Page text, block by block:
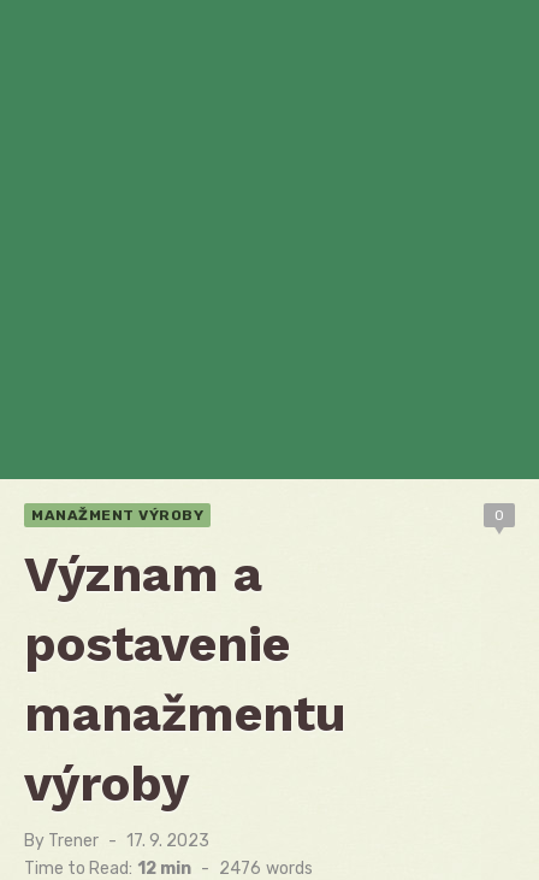
MANAŽMENT VÝROBY 0
Význam a
postavenie
manažmentu
výroby
By Trener
Posted
on
17. 9. 2023
Time to Read: 12 min - 2476 words